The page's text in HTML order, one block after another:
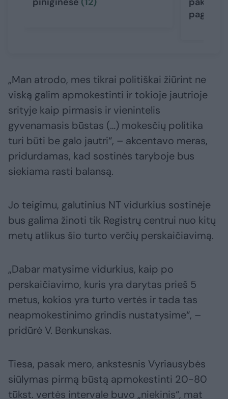
„Man atrodo, mes tikrai politiškai žiūrint ne
viską galim apmokestinti ir tokioje jautrioje
srityje kaip pirmasis ir vienintelis
gyvenamasis būstas (…) mokesčių politika
turi būti be galo jautri“, – akcentavo meras,
pridurdamas, kad sostinės taryboje bus
siekiama rasti balansą.
Jo teigimu, galutinius NT vidurkius sostinėje
bus galima žinoti tik Registrų centrui nuo kitų
metų atlikus šio turto verčių perskaičiavimą.
„Dabar matysime vidurkius, kaip po
perskaičiavimo, kuris yra darytas prieš 5
metus, kokios yra turto vertės ir tada tas
neapmokestinimo grindis nustatysime“, –
pridūrė V. Benkunskas.
Tiesa, pasak mero, ankstesnis Vyriausybės
siūlymas pirmą būstą apmokestinti 20-80
tūkst. vertės intervale buvo „niekinis“, mat